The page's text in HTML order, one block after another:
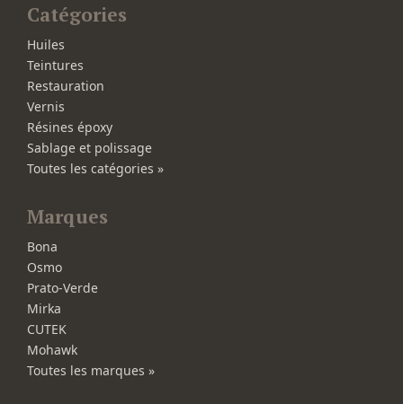
Catégories
Huiles
Teintures
Restauration
Vernis
Résines époxy
Sablage et polissage
Toutes les catégories »
Marques
Bona
Osmo
Prato-Verde
Mirka
CUTEK
Mohawk
Toutes les marques »